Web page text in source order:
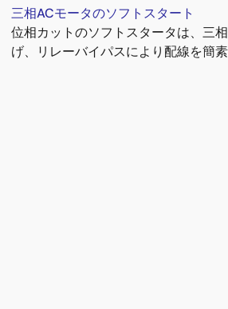
三相ACモータのソフトスタート
位相カットのソフトスタータは、三
げ、リレーバイパスにより配線を簡素